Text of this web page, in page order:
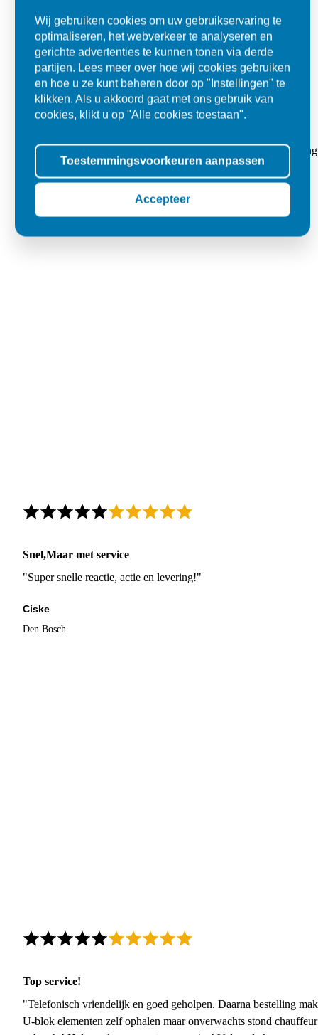
"Goed geholpen bij aankoop en zeer klantvriendelijk. De
tegels voor in de tuin."
Snel,Maar met service
"Super snelle reactie, actie en levering!"
Ciske
Den Bosch
Top service!
"Telefonisch vriendelijk en goed geholpen. Daarna bestelling
U-blok elementen zelf ophalen maar onverwachts stond
Wij gebruiken cookies om uw gebruikservaring te
optimaliseren, het webverkeer te analyseren en
gerichte advertenties te kunnen tonen via derde
partijen. Lees meer over hoe wij cookies gebruiken
en hoe u ze kunt beheren door op "Instellingen" te
klikken. Als u akkoord gaat met ons gebruik van
cookies, klikt u op "Alle cookies toestaan".
Toestemmingsvoorkeuren aanpassen
Accepteer